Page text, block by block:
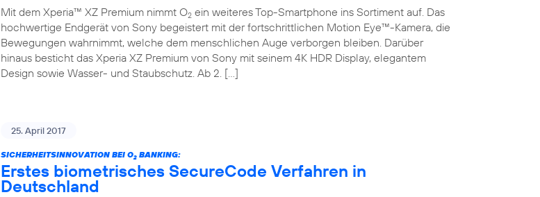
Mit dem Xperia™ XZ Premium nimmt O2 ein weiteres Top-Smartphone ins Sortiment auf. Das
hochwertige Endgerät von Sony begeistert mit der fortschrittlichen Motion Eye™-Kamera, die
Bewegungen wahrnimmt, welche dem menschlichen Auge verborgen bleiben. Darüber
hinaus besticht das Xperia XZ Premium von Sony mit seinem 4K HDR Display, elegantem
Design sowie Wasser- und Staubschutz. Ab 2. […]
25. April 2017
SICHERHEITSINNOVATION BEI O2 BANKING:
Erstes biometrisches SecureCode Verfahren in
Deutschland